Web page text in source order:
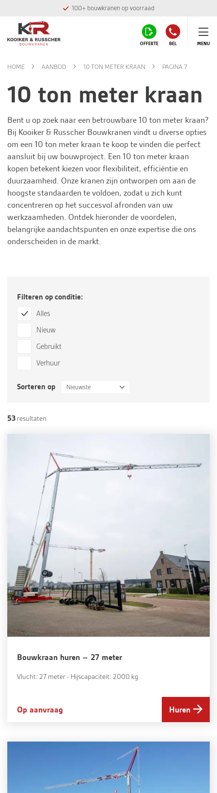
100+ bouwkranen op voorraad
OFFERTE BEL MENU
HOME AANBOD 10 TON METER KRAAN PAGINA 7
10 ton meter kraan
Bent u op zoek naar een betrouwbare 10 ton meter kraan?
Bij Kooiker & Russcher Bouwkranen vindt u diverse opties
om een 10 ton meter kraan te koop te vinden die perfect
aansluit bij uw bouwproject. Een 10 ton meter kraan
kopen betekent kiezen voor flexibiliteit, efficiëntie en
duurzaamheid. Onze kranen zijn ontworpen om aan de
hoogste standaarden te voldoen, zodat u zich kunt
concentreren op het succesvol afronden van uw
werkzaamheden. Ontdek hieronder de voordelen,
belangrijke aandachtspunten en onze expertise die ons
onderscheiden in de markt.
Filteren op conditie:
Alles
Nieuw
Gebruikt
Verhuur
Sorteren op Nieuwste
53 resultaten
Bouwkraan huren – 27 meter
Vlucht: 27 meter - Hijscapaciteit: 2000 kg
Op aanvraag Huren